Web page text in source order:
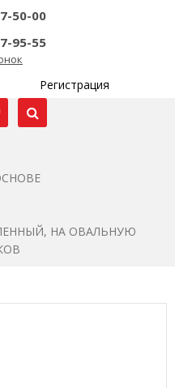
50-00
95-55
Регистрация
НА ОВАЛЬНУЮ